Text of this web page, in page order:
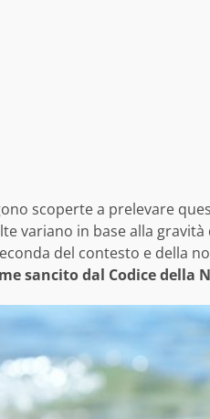
scoperte a prelevare
variano in base alla
del contesto e della
sancito dal Codice della